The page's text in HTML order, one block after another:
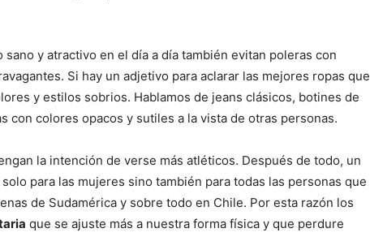
y atractivo en el día a día también evitan poleras con
Si hay un adjetivo para aclarar las mejores ropas que
y estilos sobrios. Hablamos de jeans clásicos, botines de
con colores opacos y sutiles a la vista de otras personas.
la intención de verse más atléticos. Después de todo, un
para las mujeres sino también para todas las personas que
de Sudamérica y sobre todo en Chile. Por esta razón los
que se ajuste más a nuestra forma física y que perdure